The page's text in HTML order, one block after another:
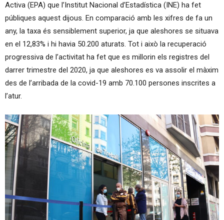
Activa (EPA) que l’Institut Nacional d’Estadística (INE) ha fet
públiques aquest dijous. En comparació amb les xifres de fa un
any, la taxa és sensiblement superior, ja que aleshores se situava
en el 12,83% i hi havia 50.200 aturats. Tot i això la recuperació
progressiva de l’activitat ha fet que es millorin els registres del
darrer trimestre del 2020, ja que aleshores es va assolir el màxim
des de l’arribada de la covid-19 amb 70.100 persones inscrites a
l’atur.